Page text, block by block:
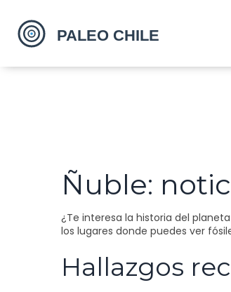
Ñuble:
¿Te interesa la historia del
los lugares donde puedes ver
Hallazgos